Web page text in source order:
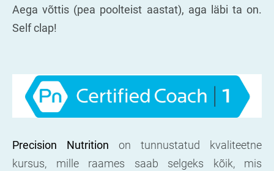
Aega võttis (pea poolteist aastat), aga läbi ta on.
Self clap!
Precision Nutrition on tunnustatud kvaliteetne
kursus, mille raames saab selgeks kõik, mis